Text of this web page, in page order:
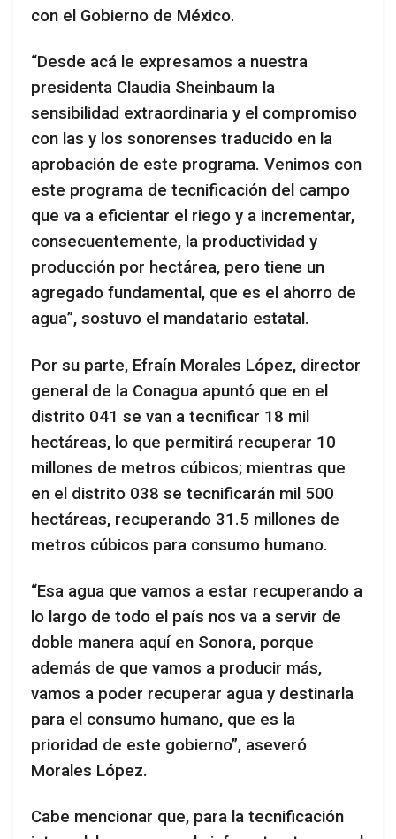
con el Gobierno de México.
“Desde acá le expresamos a nuestra
presidenta Claudia Sheinbaum la
sensibilidad extraordinaria y el compromiso
con las y los sonorenses traducido en la
aprobación de este programa. Venimos con
este programa de tecnificación del campo
que va a eficientar el riego y a incrementar,
consecuentemente, la productividad y
producción por hectárea, pero tiene un
agregado fundamental, que es el ahorro de
agua”, sostuvo el mandatario estatal.
Por su parte, Efraín Morales López, director
general de la Conagua apuntó que en el
distrito 041 se van a tecnificar 18 mil
hectáreas, lo que permitirá recuperar 10
millones de metros cúbicos; mientras que
en el distrito 038 se tecnificarán mil 500
hectáreas, recuperando 31.5 millones de
metros cúbicos para consumo humano.
“Esa agua que vamos a estar recuperando a
lo largo de todo el país nos va a servir de
doble manera aquí en Sonora, porque
además de que vamos a producir más,
vamos a poder recuperar agua y destinarla
para el consumo humano, que es la
prioridad de este gobierno”, aseveró
Morales López.
Cabe mencionar que, para la tecnificación